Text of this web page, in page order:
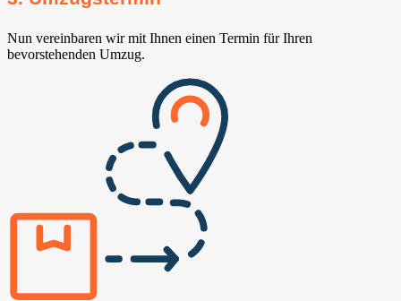
Nun vereinbaren wir mit Ihnen einen Termin für Ihren
bevorstehenden Umzug.